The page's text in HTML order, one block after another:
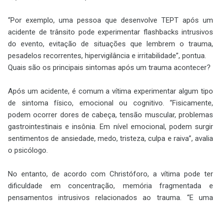
“Por exemplo, uma pessoa que desenvolve TEPT após um
acidente de trânsito pode experimentar flashbacks intrusivos
do evento, evitação de situações que lembrem o trauma,
pesadelos recorrentes, hipervigilância e irritabilidade”, pontua.
Quais são os principais sintomas após um trauma acontecer?
Após um acidente, é comum a vítima experimentar algum tipo
de sintoma físico, emocional ou cognitivo. “Fisicamente,
podem ocorrer dores de cabeça, tensão muscular, problemas
gastrointestinais e insônia. Em nível emocional, podem surgir
sentimentos de ansiedade, medo, tristeza, culpa e raiva”, avalia
o psicólogo.
No entanto, de acordo com Christóforo, a vítima pode ter
dificuldade em concentração, memória fragmentada e
pensamentos intrusivos relacionados ao trauma. “E uma